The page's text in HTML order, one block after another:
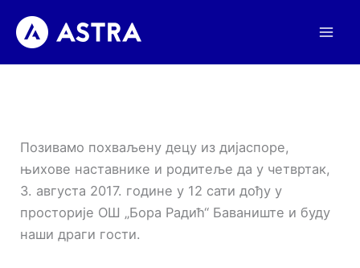
садржај
Позивамо похваљену децу из дијаспоре,
њихове наставнике и родитеље да у четвртак,
3. августа 2017. године у 12 сати дођу у
просторије ОШ „Бора Радић“ Баваниште и буду
наши драги гости.